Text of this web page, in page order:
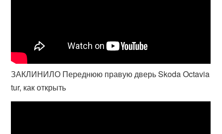
ЗАКЛИНИЛО Переднюю правую дверь Skoda Octavia
tur, как открыть